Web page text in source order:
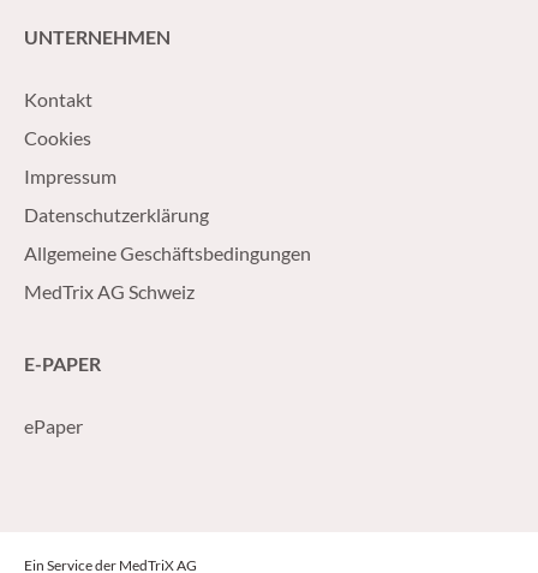
UNTERNEHMEN
Kontakt
Cookies
Impressum
Datenschutzerklärung
Allgemeine Geschäftsbedingungen
MedTrix AG Schweiz
E-PAPER
ePaper
Ein Service der MedTriX AG